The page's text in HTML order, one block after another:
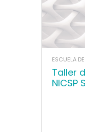
ESCUELA
Taller de Aplicación
NICSP